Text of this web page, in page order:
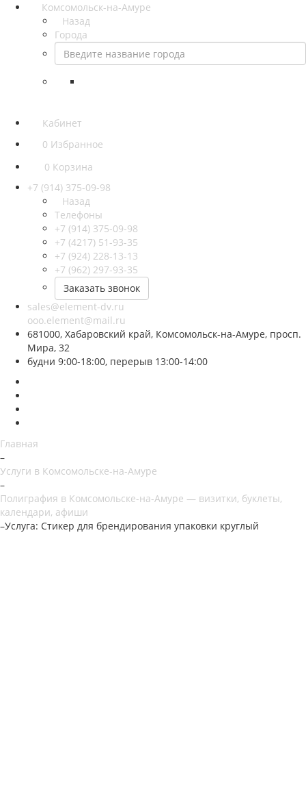
Комсомольск-на-Амуре
Назад
Города
Кабинет
0 Избранное
0 Корзина
+7 (914) 375-09-98
Назад
Телефоны
+7 (914) 375-09-98
+7 (4217) 51-93-35
+7 (924) 228-13-13
+7 (962) 297-93-35
Заказать звонок
sales@element-dv.ru
ooo.element@mail.ru
681000, Хабаровский край, Комсомольск-на-Амуре, просп.
Мира, 32
будни 9:00-18:00, перерыв 13:00-14:00
Главная
–
Услуги в Комсомольске-на-Амуре
–
Полиграфия в Комсомольске-на-Амуре — визитки, буклеты,
календари, афиши
–Услуга: Стикер для брендирования упаковки круглый